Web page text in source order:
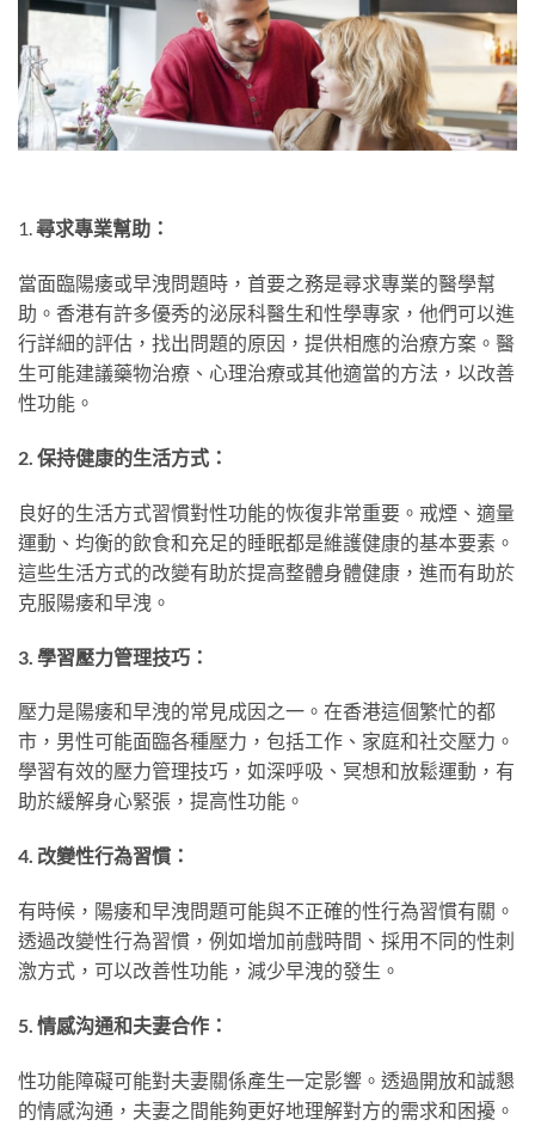
1.尋求專業幫助：
當面臨陽痿或早洩問題時，首要之務是尋求專業的醫學幫
助。香港有許多優秀的泌尿科醫生和性學專家，他們可以進
行詳細的評估，找出問題的原因，提供相應的治療方案。醫
生可能建議藥物治療、心理治療或其他適當的方法，以改善
性功能。
2. 保持健康的生活方式：
良好的生活方式習慣對性功能的恢復非常重要。戒煙、適量
運動、均衡的飲食和充足的睡眠都是維護健康的基本要素。
這些生活方式的改變有助於提高整體身體健康，進而有助於
克服陽痿和早洩。
3. 學習壓力管理技巧：
壓力是陽痿和早洩的常見成因之一。在香港這個繁忙的都
市，男性可能面臨各種壓力，包括工作、家庭和社交壓力。
學習有效的壓力管理技巧，如深呼吸、冥想和放鬆運動，有
助於緩解身心緊張，提高性功能。
4. 改變性行為習慣：
有時候，陽痿和早洩問題可能與不正確的性行為習慣有關。
透過改變性行為習慣，例如增加前戲時間、採用不同的性刺
激方式，可以改善性功能，減少早洩的發生。
5. 情感沟通和夫妻合作：
性功能障礙可能對夫妻關係產生一定影響。透過開放和誠懇
的情感沟通，夫妻之間能夠更好地理解對方的需求和困擾。